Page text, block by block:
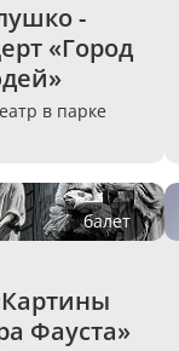
-
«Город
в парке
балет
Фауста»